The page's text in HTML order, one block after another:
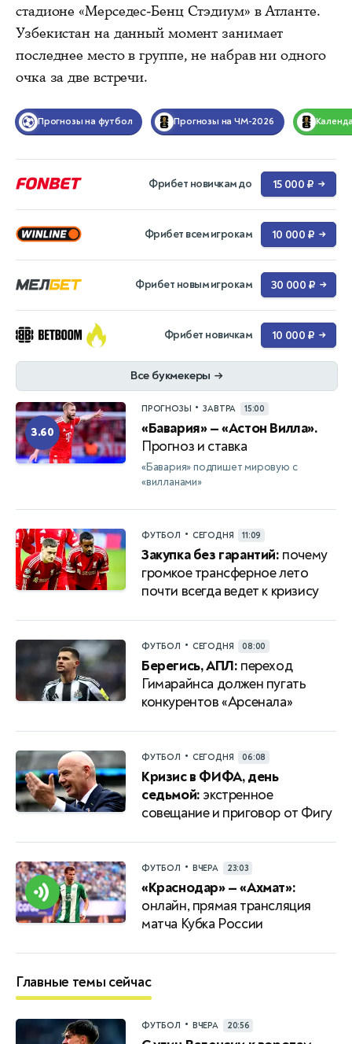
стадионе «Мерседес-Бенц Стэдиум» в Атланте.
Узбекистан на данный момент занимает
последнее место в группе, не набрав ни одного
очка за две встречи.
Прогнозы на футбол Прогнозы на ЧМ-2026
Фрибет новичкам до 15 000 ₽ →
Фрибет всем игрокам 10 000 ₽ →
Фрибет новым игрокам 30 000 ₽ →
Фрибет новичкам 10 000 ₽ →
Все букмекеры →
3.60
ПРОГНОЗЫ • ЗАВТРА 15:00
«Бавария» — «Астон Вилла».
Прогноз и ставка
«Бавария» подпишет мировую с
«вилланами»
ФУТБОЛ • СЕГОДНЯ 11:09
Закупка без гарантий: почему
громкое трансферное лето
почти всегда ведет к кризису
ФУТБОЛ • СЕГОДНЯ 08:00
Берегись, АПЛ: переход
Гимарайнса должен пугать
конкурентов «Арсенала»
ФУТБОЛ • СЕГОДНЯ 06:08
Кризис в ФИФА, день
седьмой: экстренное
совещание и приговор от Фигу
ФУТБОЛ • ВЧЕРА 23:03
«Краснодар» — «Ахмат»:
онлайн, прямая трансляция
матча Кубка России
Главные темы сейчас
ФУТБОЛ • ВЧЕРА 20:56